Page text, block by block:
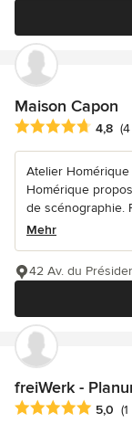
Maison Capon
Durchschnittliche
4,8
Atelier
Homérique
de scénographie.
Mehr
42 Av. du
freiWerk -
Durchschnittliche
5,0